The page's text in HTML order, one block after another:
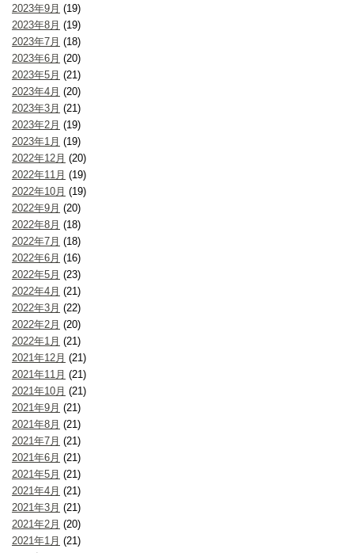
2023年9月 (19)
2023年8月 (19)
2023年7月 (18)
2023年6月 (20)
2023年5月 (21)
2023年4月 (20)
2023年3月 (21)
2023年2月 (19)
2023年1月 (19)
2022年12月 (20)
2022年11月 (19)
2022年10月 (19)
2022年9月 (20)
2022年8月 (18)
2022年7月 (18)
2022年6月 (16)
2022年5月 (23)
2022年4月 (21)
2022年3月 (22)
2022年2月 (20)
2022年1月 (21)
2021年12月 (21)
2021年11月 (21)
2021年10月 (21)
2021年9月 (21)
2021年8月 (21)
2021年7月 (21)
2021年6月 (21)
2021年5月 (21)
2021年4月 (21)
2021年3月 (21)
2021年2月 (20)
2021年1月 (21)